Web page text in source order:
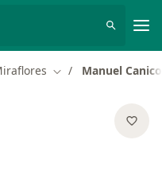
Cambiar de ciudad
Manuel